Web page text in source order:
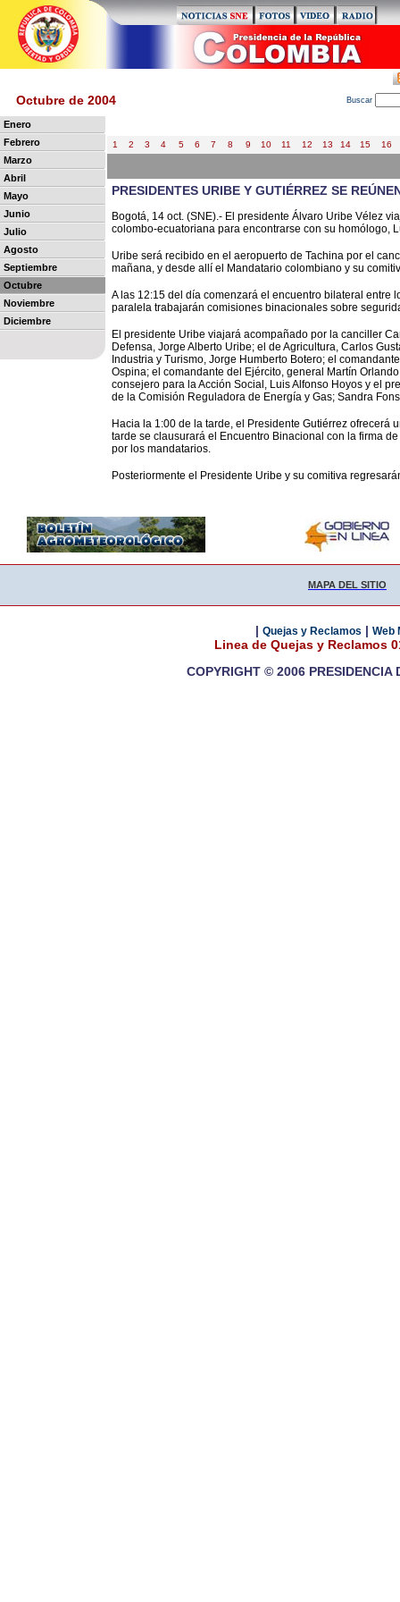
Octubre de 2004 Buscar
Enero
Febrero
Marzo
Abril
Mayo
Junio
Julio
Agosto
Septiembre
Octubre
Noviembre
Diciembre
1 2 3 4 5 6 7 8 9 10 11 12 13 14 15 16
PRESIDENTES URIBE Y GUTIÉRREZ SE
Bogotá, 14 oct. (SNE).- El presidente Álvaro Uribe Vélez
colombo-ecuatoriana para encontrarse con su homólogo,
Uribe será recibido en el aeropuerto de Tachina por el
mañana, y desde allí el Mandatario colombiano y su
A las 12:15 del día comenzará el encuentro bilateral entre
paralela trabajarán comisiones binacionales sobre
El presidente Uribe viajará acompañado por la canciller
Defensa, Jorge Alberto Uribe; el de Agricultura, Carlos
Industria y Turismo, Jorge Humberto Botero; el
Ospina; el comandante del Ejército, general Martín
consejero para la Acción Social, Luis Alfonso Hoyos y el
de la Comisión Reguladora de Energía y Gas; Sandra
Hacia la 1:00 de la tarde, el Presidente Gutiérrez
tarde se clausurará el Encuentro Binacional con la firma
por los mandatarios.
Posteriormente el Presidente Uribe y su comitiva
MAPA DEL SITIO
| Quejas y Reclamos | Web
Linea de Quejas y Reclamos
COPYRIGHT © 2006 PRESIDENCIA